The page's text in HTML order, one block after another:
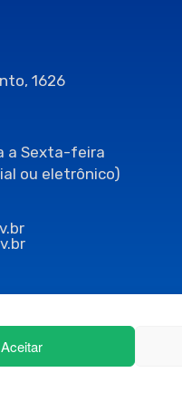
Aceitar
1626
a Sexta-feira
ou eletrônico)